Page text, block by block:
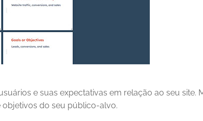
e suas expectativas em relação ao seu site.
objetivos do seu público-alvo.